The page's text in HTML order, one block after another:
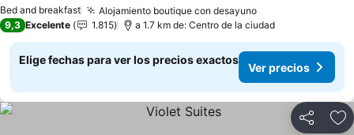
Bed and breakfast Alojamiento boutique con desayuno
9,3 Excelente 1.815 a 1.7 km de: Centro de la ciudad
Elige fechas para ver los precios exactos
Ver precios
Compartir